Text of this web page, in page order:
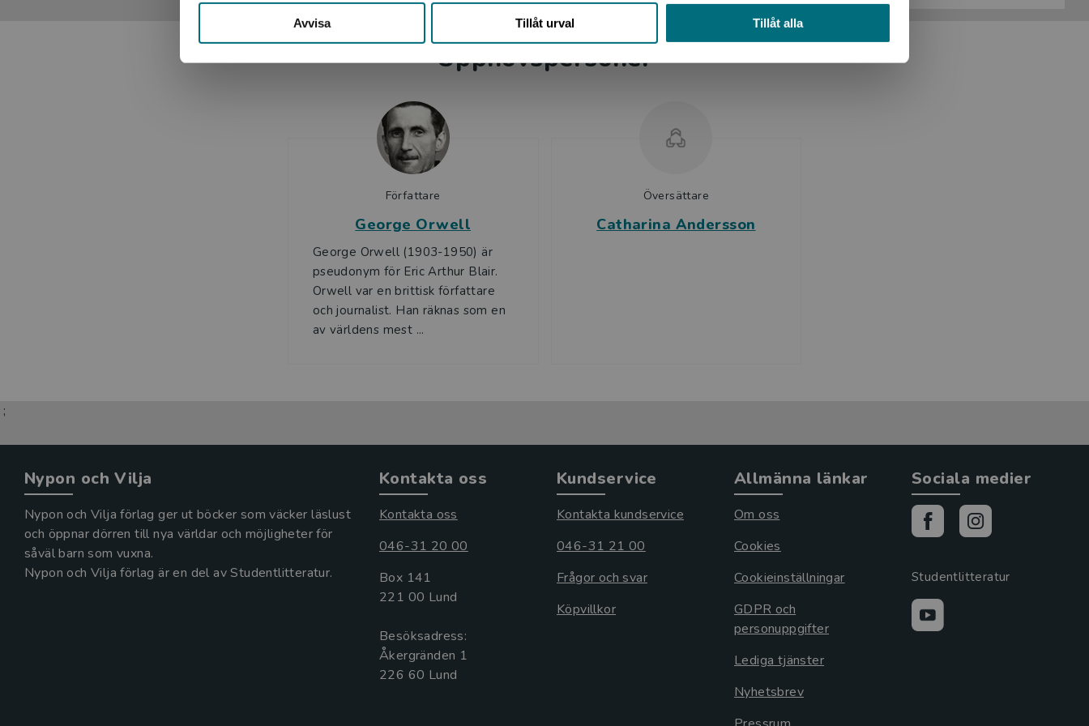
Avvisa Tillåt urval Tillåt alla
Upphovspersoner
Författare
George Orwell
George Orwell (1903-1950) är
pseudonym för Eric Arthur Blair.
Orwell var en brittisk författare
och journalist. Han räknas som en
av världens mest ...
Översättare
Catharina Andersson
;
Nypon och Vilja
Nypon och Vilja förlag ger ut böcker som väcker läslust
och öppnar dörren till nya världar och möjligheter för
såväl barn som vuxna.
Nypon och Vilja förlag är en del av Studentlitteratur.
Kontakta oss
Kontakta oss
046-31 20 00
Box 141
221 00 Lund
Besöksadress:
Åkergränden 1
Kundservice
Kontakta kundservice
046-31 21 00
Frågor och svar
Köpvillkor
Allmänna länkar
Om oss
Cookies
Cookieinställningar
GDPR och
personuppgifter
Lediga tjänster
Nyhetsbrev
Sociala medier
Studentlitteratur